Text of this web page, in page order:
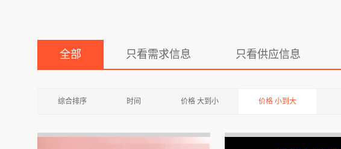
全部 只看需求信息 只看供应信息
综合排序 时间 价格 大到小 价格 小到大